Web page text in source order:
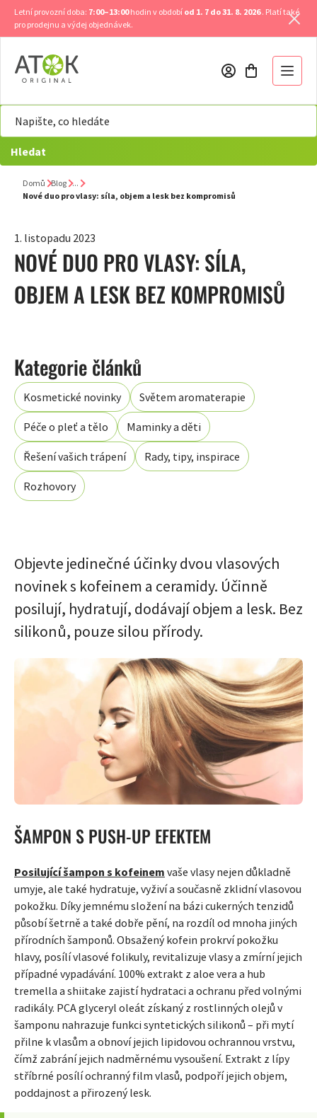
Přejít
obsah
Letní provozní doba: 7:00–13:00hodin v období od 1. 7 do 31. 8. 2026. Platí také
pro prodejnu a výdej objednávek.
Hledat
Domů Blog
Nové duo pro vlasy: síla, objem a lesk bez kompromisů
1. listopadu 2023
NOVÉ DUO PRO VLASY: SÍLA,
OBJEM A LESK BEZ KOMPROMISŮ
Objevte jedinečné účinky dvou vlasových
novinek s kofeinem a ceramidy. Účinně
posilují, hydratují, dodávají objem a lesk. Bez
silikonů, pouze silou přírody.
ŠAMPON S PUSH-UP EFEKTEM
Posilující šampon s kofeinem vaše vlasy nejen důkladně
umyje, ale také hydratuje, vyživí a současně zklidní vlasovou
pokožku. Díky jemnému složení na bázi cukerných tenzidů
působí šetrně a také dobře pění, na rozdíl od mnoha jiných
přírodních šamponů. Obsažený kofein prokrví pokožku
hlavy, posílí vlasové folikuly, revitalizuje vlasy a zmírní jejich
případné vypadávání. 100% extrakt z aloe vera a hub
tremella a shiitake zajistí hydrataci a ochranu před volnými
radikály. PCA glyceryl oleát získaný z rostlinných olejů v
šamponu nahrazuje funkci syntetických silikonů – při mytí
přilne k vlasům a obnoví jejich lipidovou ochrannou vrstvu,
čímž zabrání jejich nadměrnému vysoušení. Extrakt z lípy
stříbrné posílí ochranný film vlasů, podpoří jejich objem,
poddajnost a přirozený lesk.
Kosmetické novinky Světem aromaterapie
Péče o pleť a tělo Maminky a děti
Řešení vašich trápení Rady, tipy, inspirace
Rozhovory